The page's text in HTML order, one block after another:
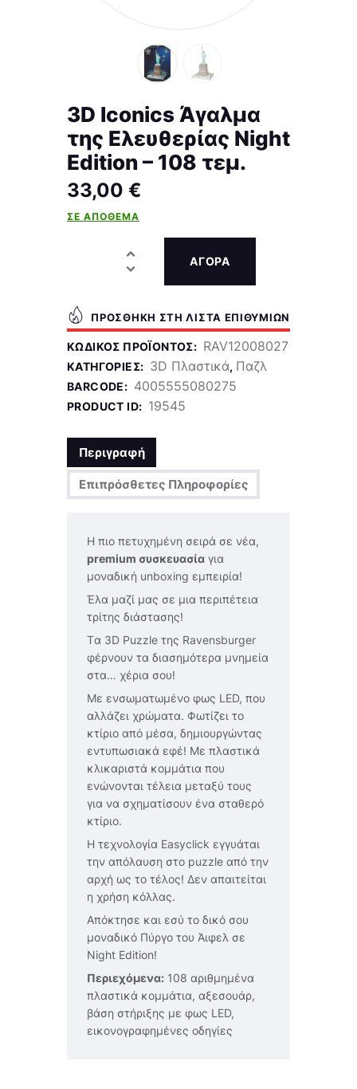
3D Iconics Άγαλμα
της Ελευθερίας Night
Edition – 108 τεμ.
33,00 €
ΣΕ ΑΠΌΘΕΜΑ
ΑΓΟΡΑ
ΠΡΟΣΘΉΚΗ ΣΤΗ ΛΊΣΤΑ ΕΠΙΘΥΜΙΏΝ
ΚΩΔΙΚΌΣ ΠΡΟΪΌΝΤΟΣ: RAV12008027
ΚΑΤΗΓΟΡΊΕΣ: 3D Πλαστικά, Παζλ
BARCODE: 4005555080275
PRODUCT ID: 19545
Περιγραφή
Επιπρόσθετες Πληροφορίες
Η πιο πετυχημένη σειρά σε νέα,
premium συσκευασία για
μοναδική unboxing εμπειρία!
Έλα μαζί μας σε μια περιπέτεια
τρίτης διάστασης!
Tα 3D Puzzle της Ravensburger
φέρνουν τα διασημότερα μνημεία
στα… χέρια σου!
Με ενσωματωμένο φως LED, που
αλλάζει χρώματα. Φωτίζει το
κτίριο από μέσα, δημιουργώντας
εντυπωσιακά εφέ! Με πλαστικά
κλικαριστά κομμάτια που
ενώνονται τέλεια μεταξύ τους
για να σχηματίσουν ένα σταθερό
κτίριο.
Η τεχνολογία Easyclick εγγυάται
την απόλαυση στο puzzle από την
αρχή ως το τέλος! Δεν απαιτείται
η χρήση κόλλας.
Απόκτησε και εσύ το δικό σου
μοναδικό Πύργο του Άιφελ σε
Night Edition!
Περιεχόμενα: 108 αριθμημένα
πλαστικά κομμάτια, αξεσουάρ,
βάση στήριξης με φως LED,
εικονογραφημένες οδηγίες